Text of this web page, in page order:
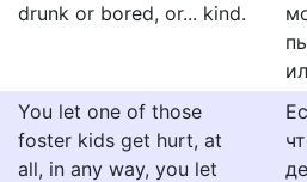
drunk or bored, or... kind.
You let one of those
foster kids get hurt, at
all, in any way, you let